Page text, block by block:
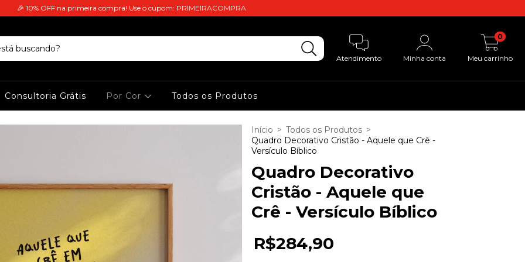
🎉 10% OFF na primeira compra! Use o cupom: PRIMEIRACOMPRA
Atendimento Minha conta Meu carrinho
0
Consultoria Grátis Por Cor Todos os Produtos
Início > Todos os Produtos >
Quadro Decorativo Cristão - Aquele que Crê -
Versículo Bíblico
Quadro Decorativo
Cristão - Aquele que
Crê - Versículo Bíblico
R$284,90